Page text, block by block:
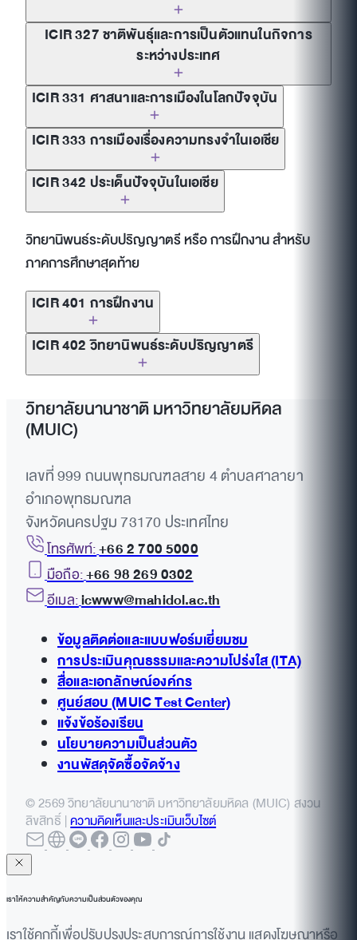
ICIR 327 ชาติพันธุ์และการเป็นตัวแทนในกิจการ
ระหว่างประเทศ
ICIR 331 ศาสนาและการเมืองในโลกปัจจุบัน
ICIR 333 การเมืองเรื่องความทรงจำในเอเชีย
ICIR 342 ประเด็นปัจจุบันในเอเชีย
วิทยานิพนธ์ระดับปริญญาตรี หรือ การฝึกงาน สำหรับ
ภาคการศึกษาสุดท้าย
ICIR 401 การฝึกงาน
ICIR 402 วิทยานิพนธ์ระดับปริญญาตรี
วิทยาลัยนานาชาติ มหาวิทยาลัยมหิดล
(MUIC)
เลขที่ 999 ถนนพุทธมณฑลสาย 4 ตำบลศาลายา
อำเภอพุทธมณฑล
จังหวัดนครปฐม 73170 ประเทศไทย
โทรศัพท์:+66 2 700 5000
มือถือ:+66 98 269 0302
อีเมล:icwww@mahidol.ac.th
ข้อมูลติดต่อและแบบฟอร์มเยี่ยมชม
การประเมินคุณธรรมและความโปร่งใส (ITA)
สื่อและเอกลักษณ์องค์กร
ศูนย์สอบ (MUIC Test Center)
แจ้งข้อร้องเรียน
นโยบายความเป็นส่วนตัว
งานพัสดุจัดซื้อจัดจ้าง
© 2569 วิทยาลัยนานาชาติ มหาวิทยาลัยมหิดล (MUIC) สงวน
ลิขสิทธิ์ |ความคิดเห็นและประเมินเว็บไซต์
เราให้ความสำคัญกับความเป็นส่วนตัวของคุณ
เราใช้คุกกี้เพื่อปรับปรุงประสบการณ์การใช้งาน แสดงโฆษณาหรือ